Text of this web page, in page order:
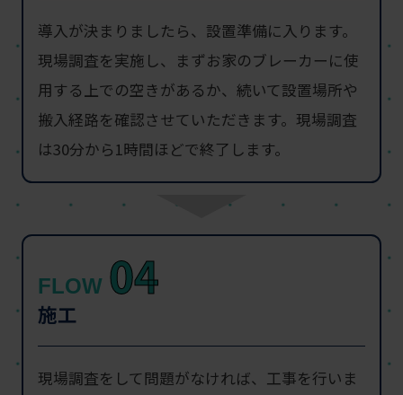
導入が決まりましたら、設置準備に入ります。
現場調査を実施し、まずお家のブレーカーに使
用する上での空きがあるか、続いて設置場所や
搬入経路を確認させていただきます。現場調査
は30分から1時間ほどで終了します。
FLOW 04
施工
現場調査をして問題がなければ、工事を行いま